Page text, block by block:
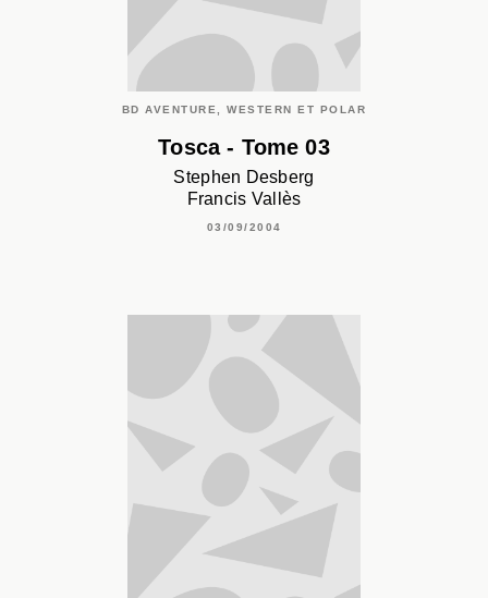
BD AVENTURE, WESTERN ET POLAR
Tosca - Tome 03
Stephen Desberg
Francis Vallès
03/09/2004